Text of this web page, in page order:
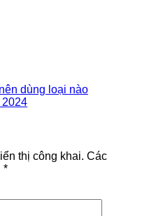
dùng loại nào
2024
thị công khai. Các
*